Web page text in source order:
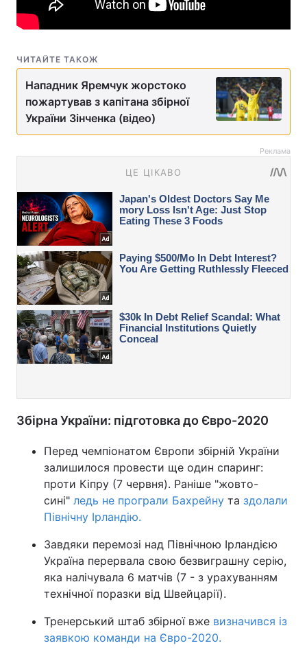
ЧИТАЙТЕ ТАКОЖ
Нападник Яремчук жорстоко
пожартував з капітана збірної
України Зінченка (відео)
Реклама
Збірна України: підготовка до Євро-2020
Перед чемпіонатом Європи збірній України
залишилося провести ще один спаринг:
проти Кіпру (7 червня). Раніше "жовто-
сині" ледь не програли Бахрейну та здолали
Північну Ірландію.
Завдяки перемозі над Північною Ірландією
Україна перервала свою безвиграшну серію,
яка налічувала 6 матчів (7 - з урахуванням
технічної поразки від Швейцарії).
Тренерський штаб збірної вже визначився із
заявкою команди на Євро-2020.